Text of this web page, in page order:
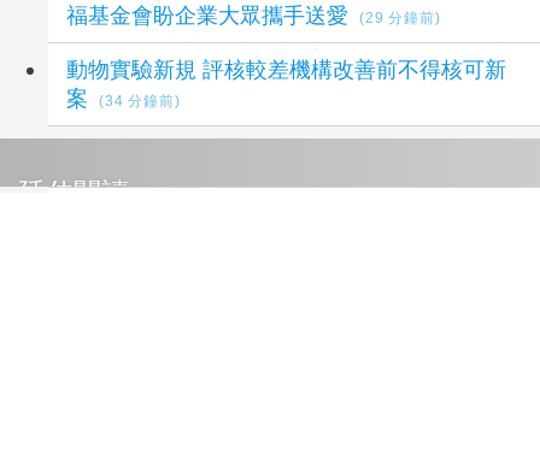
福基金會盼企業大眾攜手送愛
(29 分鐘前)
動物實驗新規 評核較差機構改善前不得核可新
案
(34 分鐘前)
延伸閱讀